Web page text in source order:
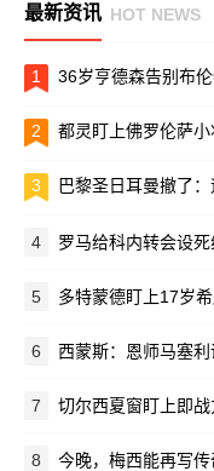
最新资讯 HOT NEWS
1 36岁亨德森告别布伦
2 都灵盯上佛罗伦萨
3 巴黎圣日耳曼撤了
4 罗马给科内转会设死线，
5 多特蒙德盯上17岁
6 西蒙斯：恩师马塞
7 切尔西夏窗盯上即战
8 今晚，梅西能再写传